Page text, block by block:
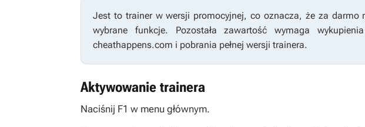
Jest to trainer w wersji promocyjnej, co oznacza, że za darmo
wybrane funkcje. Pozostała zawartość wymaga
cheathappens.com i pobrania pełnej wersji trainera.
Aktywowanie trainera
Naciśnij F1 w menu głównym.